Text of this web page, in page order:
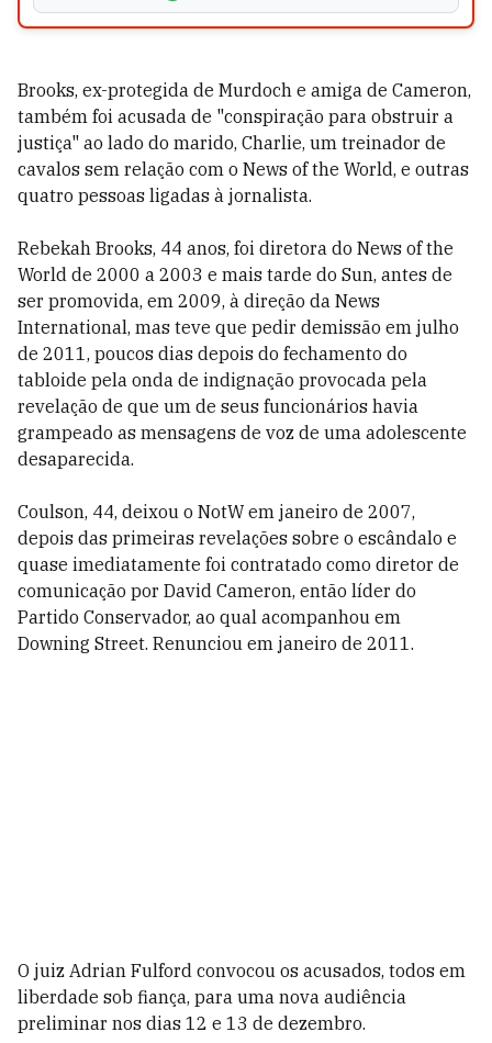
Brooks, ex-protegida de Murdoch e amiga de Cameron,
também foi acusada de "conspiração para obstruir a
justiça" ao lado do marido, Charlie, um treinador de
cavalos sem relação com o News of the World, e outras
quatro pessoas ligadas à jornalista.
Rebekah Brooks, 44 anos, foi diretora do News of the
World de 2000 a 2003 e mais tarde do Sun, antes de
ser promovida, em 2009, à direção da News
International, mas teve que pedir demissão em julho
de 2011, poucos dias depois do fechamento do
tabloide pela onda de indignação provocada pela
revelação de que um de seus funcionários havia
grampeado as mensagens de voz de uma adolescente
desaparecida.
Coulson, 44, deixou o NotW em janeiro de 2007,
depois das primeiras revelações sobre o escândalo e
quase imediatamente foi contratado como diretor de
comunicação por David Cameron, então líder do
Partido Conservador, ao qual acompanhou em
Downing Street. Renunciou em janeiro de 2011.
O juiz Adrian Fulford convocou os acusados, todos em
liberdade sob fiança, para uma nova audiência
preliminar nos dias 12 e 13 de dezembro.